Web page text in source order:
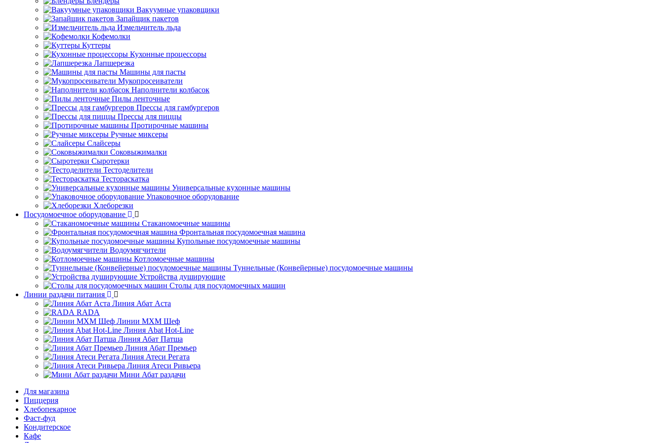
Вакуумные упаковщики
Запайщик пакетов
Измельчитель льда
Кофемолки
Куттеры
Кухонные процессоры
Лапшерезка
Машины для пасты
Мукопросеиватели
Наполнители колбасок
Пилы ленточные
Прессы для гамбургеров
Прессы для пиццы
Протирочные машины
Ручные миксеры
Слайсеры
Соковыжималки
Сыротерки
Тестоделители
Тестораскатка
Универсальные кухонные машины
Упаковочное оборудование
Хлеборезки
Посудомоечное оборудование
Стаканомоечные машины
Фронтальная посудомоечная машина
Купольные посудомоечные машины
Водоумягчители
Котломоечные машины
Туннельные (Конвейерные) посудомоечные машины
Устройства душирующие
Столы для посудомоечных машин
Линии раздачи питания
Линия Абат Аста
RADA
Линии МХМ Шеф
Линия Abat Hot-Line
Линия Абат Патша
Линия Абат Премьер
Линия Атеси Регата
Линия Атеси Ривьера
Мини Абат раздачи
Для магазина
Пиццерия
Хлебопекарное
Фаст-фуд
Кондитерское
Кафе